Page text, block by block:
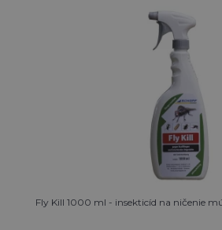
Fly Kill 1000 ml - insekticíd na ničenie